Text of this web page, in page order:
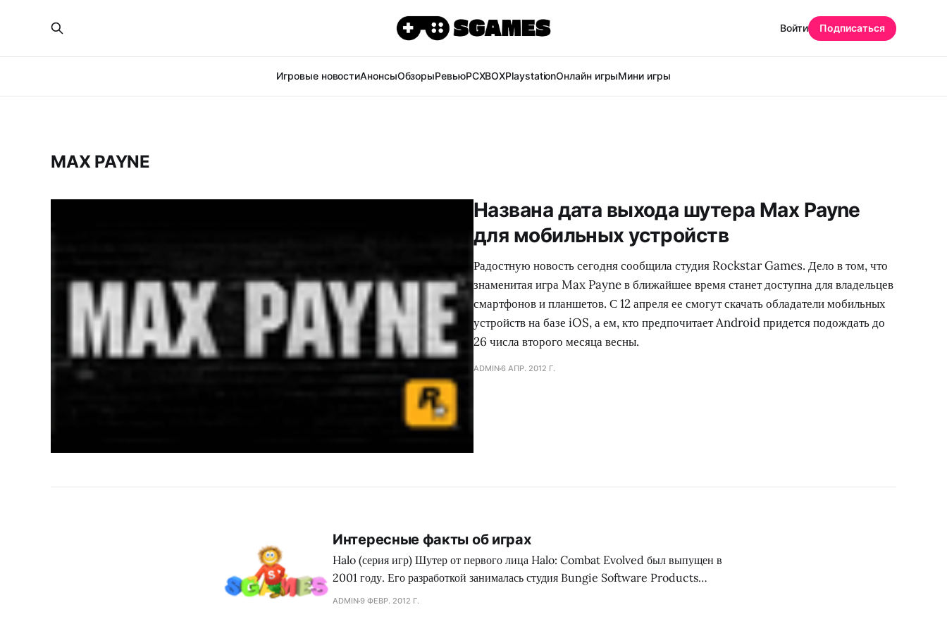
Игровые новостиАнонсыОбзорыРевьюPCXBOXPlaystationОнлайн игрыМини игры
Войти Подписаться
MAX PAYNE
Названа дата выхода шутера Max Payne
для мобильных устройств
Радостную новость сегодня сообщила студия Rockstar Games. Дело в том, что
знаменитая игра Max Payne в ближайшее время станет доступна для владельцев
смартфонов и планшетов. С 12 апреля ее смогут скачать обладатели мобильных
устройств на базе iOS, а ем, кто предпочитает Android придется подождать до
26 числа второго месяца весны.
ADMIN6 АПР. 2012 Г.
Интересные факты об играх
Halo (серия игр) Шутер от первого лица Halo: Combat Evolved был выпущен в
2001 году. Его разработкой занималась студия Bungie Software Products
Corporation, которая первоначально сотрудничала с Apple. Но, в 2000 году
ADMIN9 ФЕВР. 2012 Г.